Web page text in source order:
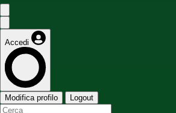
Accedi
Modifica profilo Logout